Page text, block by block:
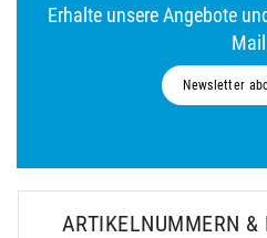
Erhalte unsere Angebote
Mail
Newsletter
ARTIKELNUMMERN &